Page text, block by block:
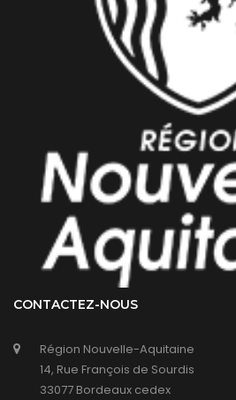
CONTACTEZ-NOUS
Région Nouvelle-Aquitaine
14, Rue François de Sourdis
33077 Bordeaux cedex